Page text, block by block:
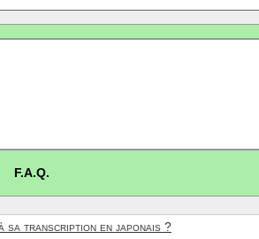
F.A.Q.
sa transcription en japonais ?